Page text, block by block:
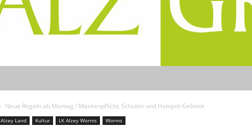
Neue Regeln ab Montag / Maskenpflicht, Schulen und Hotspot-Gebiete
Alzey Land Kultur LK Alzey Worms Worms